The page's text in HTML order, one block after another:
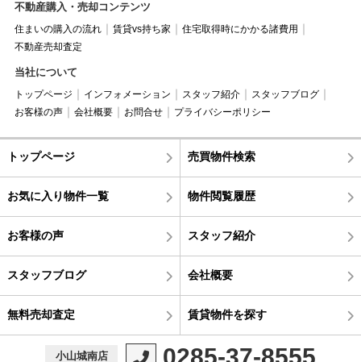
不動産購入・売却コンテンツ
住まいの購入の流れ 賃貸vs持ち家
住宅取得時にかかる諸費用
不動産売却査定
当社について
トップページ インフォメーション スタッフ紹介
スタッフブログ
お客様の声
会社概要 お問合せ プライバシーポリシー
トップページ 売買物件検索
お気に入り物件一覧 物件閲覧履歴
お客様の声 スタッフ紹介
スタッフブログ 会社概要
無料売却査定 賃貸物件を探す
小山城南店